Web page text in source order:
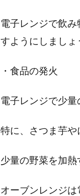
電子レンジで飲
すようにしましょ
・食品の発火
電子レンジで少
特に、さつま芋や
少量の野菜を加熱
オーブンレンジは